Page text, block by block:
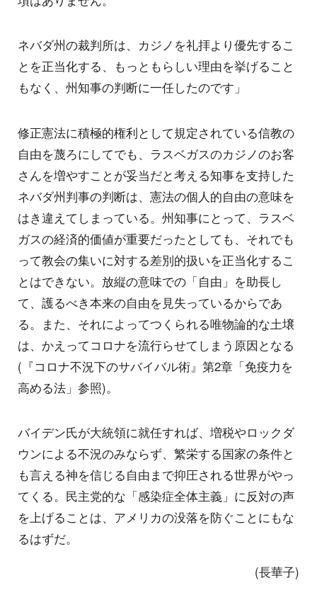
ネバダ州の裁判所は、カジノを礼拝より優先するこ
とを正当化する、もっともらしい理由を挙げること
もなく、州知事の判断に一任したのです」
修正憲法に積極的権利として規定されている信教の
自由を蔑ろにしてでも、ラスベガスのカジノのお客
さんを増やすことが妥当だと考える知事を支持した
ネバダ州判事の判断は、憲法の個人的自由の意味を
はき違えてしまっている。州知事にとって、ラスベ
ガスの経済的価値が重要だったとしても、それでも
って教会の集いに対する差別的扱いを正当化するこ
とはできない。放縦の意味での「自由」を助長し
て、護るべき本来の自由を見失っているからであ
る。また、それによってつくられる唯物論的な土壌
は、かえってコロナを流行らせてしまう原因となる
(『コロナ不況下のサバイバル術』第2章「免疫力を
高める法」参照)。
バイデン氏が大統領に就任すれば、増税やロックダ
ウンによる不況のみならず、繁栄する国家の条件と
も言える神を信じる自由まで抑圧される世界がやっ
てくる。民主党的な「感染症全体主義」に反対の声
を上げることは、アメリカの没落を防ぐことにもな
るはずだ。
(長華子)